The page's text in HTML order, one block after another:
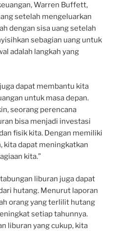
Warren Buffett,
setelah mengeluarkan
dengan sisa uang setelah
sebagian uang untuk
adalah langkah yang
dapat membantu kita
untuk masa depan.
seorang perencana
bisa menjadi investasi
fisik kita. Dengan memiliki
kita dapat meningkatkan
kita.”
liburan juga dapat
hutang. Menurut laporan
orang yang terlilit hutang
setiap tahunnya.
liburan yang cukup, kita